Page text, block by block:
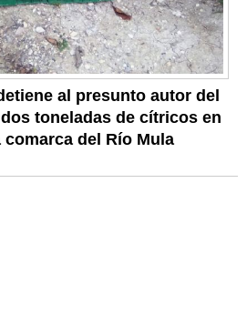
al presunto autor del
toneladas de cítricos en
del Río Mula